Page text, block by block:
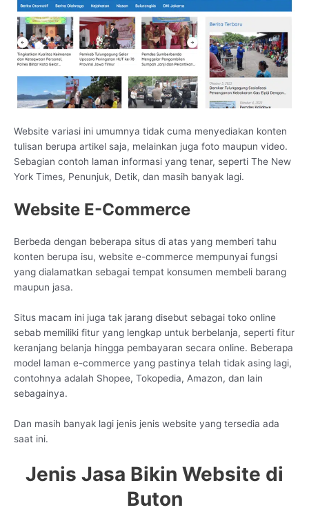
Website variasi ini umumnya tidak cuma menyediakan konten
tulisan berupa artikel saja, melainkan juga foto maupun video.
Sebagian contoh laman informasi yang tenar, seperti The New
York Times, Penunjuk, Detik, dan masih banyak lagi.
Website E-Commerce
Berbeda dengan beberapa situs di atas yang memberi tahu
konten berupa isu, website e-commerce mempunyai fungsi
yang dialamatkan sebagai tempat konsumen membeli barang
maupun jasa.
Situs macam ini juga tak jarang disebut sebagai toko online
sebab memiliki fitur yang lengkap untuk berbelanja, seperti fitur
keranjang belanja hingga pembayaran secara online. Beberapa
model laman e-commerce yang pastinya telah tidak asing lagi,
contohnya adalah Shopee, Tokopedia, Amazon, dan lain
sebagainya.
Dan masih banyak lagi jenis jenis website yang tersedia ada
saat ini.
Jenis Jasa Bikin Website di
Buton